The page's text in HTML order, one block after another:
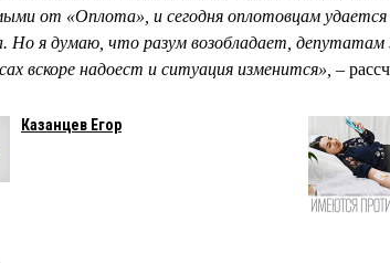
от «Оплота», и сегодня оплотовцам удается
Но я думаю, что разум возобладает, депутатам
вскоре надоест и ситуация изменится», –
Казанцев Егор